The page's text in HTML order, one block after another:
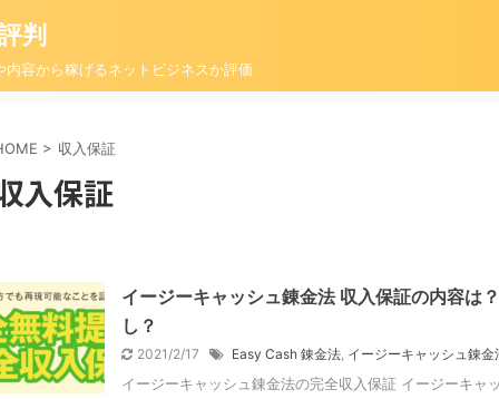
判
内容から稼げるネットビジネスか評価
> 収入保証
入保証
イージーキャッシュ錬金法 収入保証の内容は
し？
2021/2/17 Easy Cash 錬金法, イージーキャッシュ錬金
イージーキャッシュ錬金法の完全収入保証 イージーキャ